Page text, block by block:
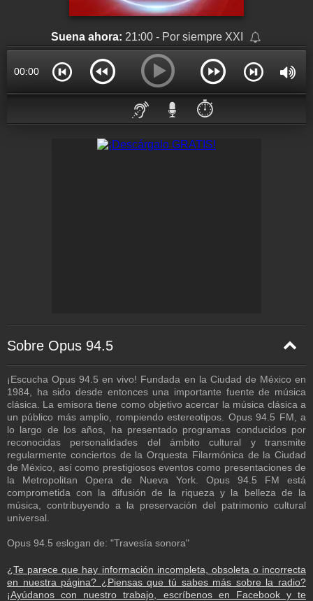
Suena ahora: 21:00 - Por siempre XXI
00:00
⏱️
Sobre Opus 94.5
¡Escucha Opus 94.5 en vivo! Fundada en la Ciudad de México en
1984, ha sido desde entonces una importante fuente de música
clásica. La emisora tiene como objetivo acercar la música clásica a
un público más amplio, rompiendo estereotipos. Opus 94.5 FM, a
lo largo de los años, ha presentado programas conducidos por
reconocidas personalidades del ámbito cultural y transmite
regularmente conciertos de la Orquesta Filarmónica de la Ciudad
de México, así como prestigiosos eventos como presentaciones de
la Metropolitan Opera de Nueva York. Opus 94.5 FM está
comprometida con la difusión de la riqueza y la belleza de la
música, contribuyendo a la preservación del patrimonio cultural
universal.
Opus 94.5 eslogan de: "Travesía sonora"
¿Te parece que hay información incompleta, obsoleta o incorrecta
en nuestra página? ¿Piensas que tú sabes más sobre la radio?
¡Ayúdanos con nuestro trabajo, escríbenos en Facebook y te